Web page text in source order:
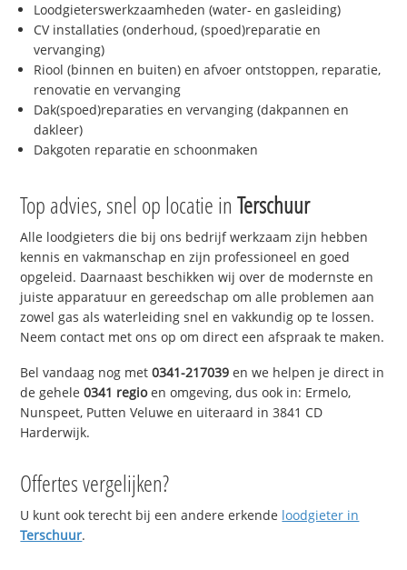
Loodgieterswerkzaamheden (water- en gasleiding)
CV installaties (onderhoud, (spoed)reparatie en
vervanging)
Riool (binnen en buiten) en afvoer ontstoppen, reparatie,
renovatie en vervanging
Dak(spoed)reparaties en vervanging (dakpannen en
dakleer)
Dakgoten reparatie en schoonmaken
Top advies, snel op locatie inTerschuur
Alle loodgieters die bij ons bedrijf werkzaam zijn hebben
kennis en vakmanschap en zijn professioneel en goed
opgeleid. Daarnaast beschikken wij over de modernste en
juiste apparatuur en gereedschap om alle problemen aan
zowel gas als waterleiding snel en vakkundig op te lossen.
Neem contact met ons op om direct een afspraak te maken.
Bel vandaag nog met0341-217039 en we helpen je direct in
de gehele0341 regioen omgeving, dus ook in: Ermelo,
Nunspeet, Putten Veluwe en uiteraard in 3841 CD
Harderwijk.
Offertes vergelijken?
U kunt ook terecht bij een andere erkende loodgieter in
Terschuur.